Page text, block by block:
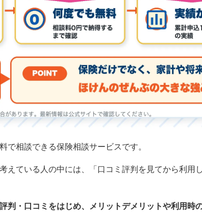
で相談できる保険相談サービスです。
えている人の中には、「口コミ評判を見てから利用
判・口コミをはじめ、メリットデメリットや利用時